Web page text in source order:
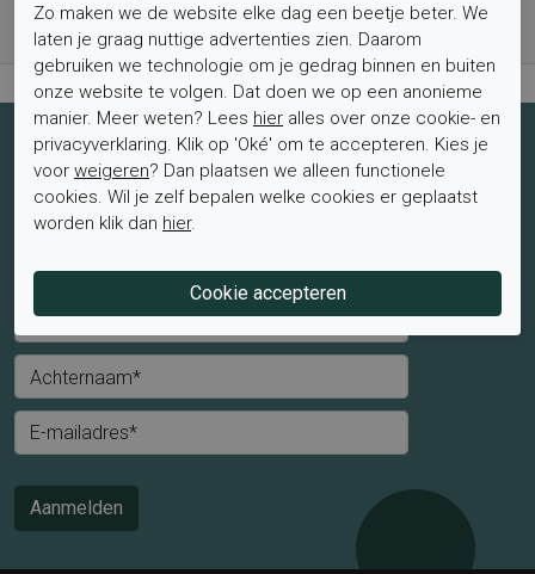
Levertijd 1-2 werkdagen*
Retourtermijn van 2 weken
Schrijf je nu in voor de nieuwsbrief
Schrijf je in voor de nieuwsbrief en blijf op de hoogte van de
laatste aanbiedingen en trends.
Mevrouw Meneer
Voornaam*
Achternaam*
E-mailadres*
Aanmelden
Zo maken we de website elke dag een beetje beter. We
laten je graag nuttige advertenties zien. Daarom
gebruiken we technologie om je gedrag binnen en buiten
onze website te volgen. Dat doen we op een anonieme
manier. Meer weten? Lees hier alles over onze cookie- en
privacyverklaring. Klik op 'Oké' om te accepteren. Kies je
voor weigeren? Dan plaatsen we alleen functionele
cookies. Wil je zelf bepalen welke cookies er geplaatst
worden klik dan hier.